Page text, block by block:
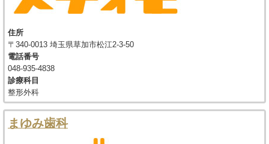
住所
〒340-0013 埼玉県草加市松江2-3-50
電話番号
048-935-4838
診療科目
整形外科
まゆみ歯科